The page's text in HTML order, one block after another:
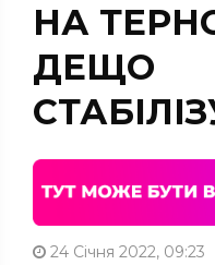
НА
ДЕЩО
24 Січня 2022, 09:23